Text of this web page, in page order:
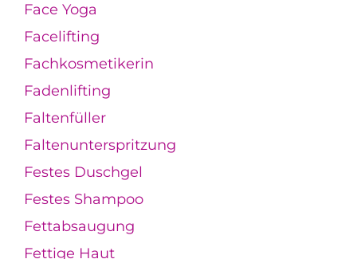
Face Yoga
Facelifting
Fachkosmetikerin
Fadenlifting
Faltenfüller
Faltenunterspritzung
Festes Duschgel
Festes Shampoo
Fettabsaugung
Fettige Haut